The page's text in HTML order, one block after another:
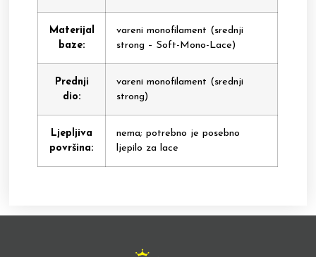
Materijal
baze:
vareni monofilament (srednji
strong – Soft-Mono-Lace)
Prednji
dio:
vareni monofilament (srednji
strong)
Ljepljiva
površina:
nema; potrebno je posebno
ljepilo za lace